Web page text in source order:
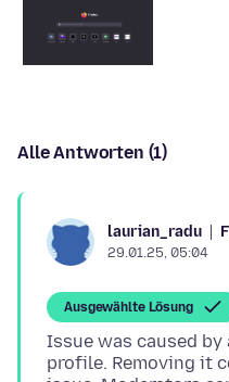
Alle Antworten (1)
laurian_radu
29.01.25, 05:04
Ausgewählte Lösung
Issue was caused
profile. Removing it